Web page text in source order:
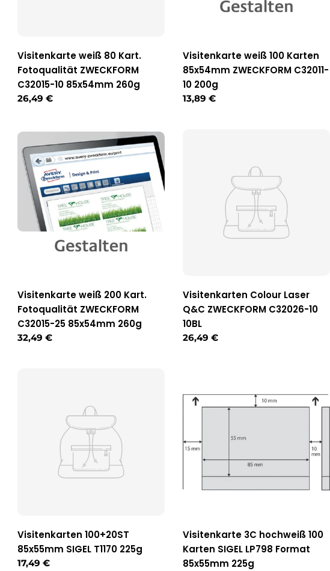
Visitenkarte weiß 80 Kart.
Fotoqualität ZWECKFORM
C32015-10 85x54mm 260g
Regulärer
26,49 €
Visitenkarte weiß 100 Karten
85x54mm ZWECKFORM C32011-
10 200g
Regulärer
13,89 €
Visitenkarte weiß 200 Kart.
Fotoqualität ZWECKFORM
C32015-25 85x54mm 260g
Regulärer
32,49 €
Visitenkarten Colour Laser
Q&C ZWECKFORM C32026-10
10BL
Regulärer
26,49 €
Visitenkarten 100+20ST
85x55mm SIGEL T1170 225g
Regulärer
17,49 €
Visitenkarte 3C hochweiß 100
Karten SIGEL LP798 Format
85x55mm 225g